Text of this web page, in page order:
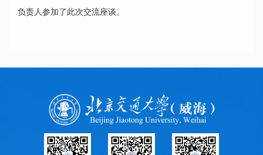
负责人参加了此次交流座谈。